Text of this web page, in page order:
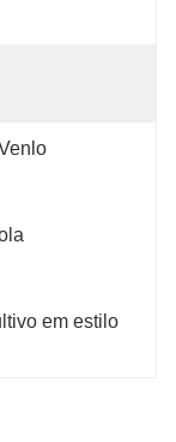
em estilo